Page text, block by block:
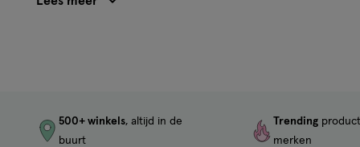
Zendium producten kopen
prijs kunt aanschaffen. Met deskundig advies in
optimale mondverzorging met de kwalitatieve producten
500+ winkels, altijd in de
buurt
Trending
merken